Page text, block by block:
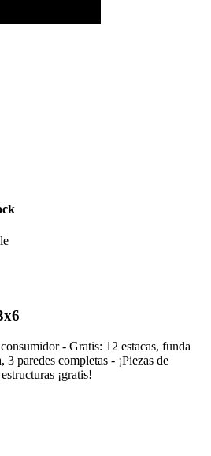
- Gratis: 12 estacas, funda
3 paredes completas - ¡Piezas de
¡gratis!